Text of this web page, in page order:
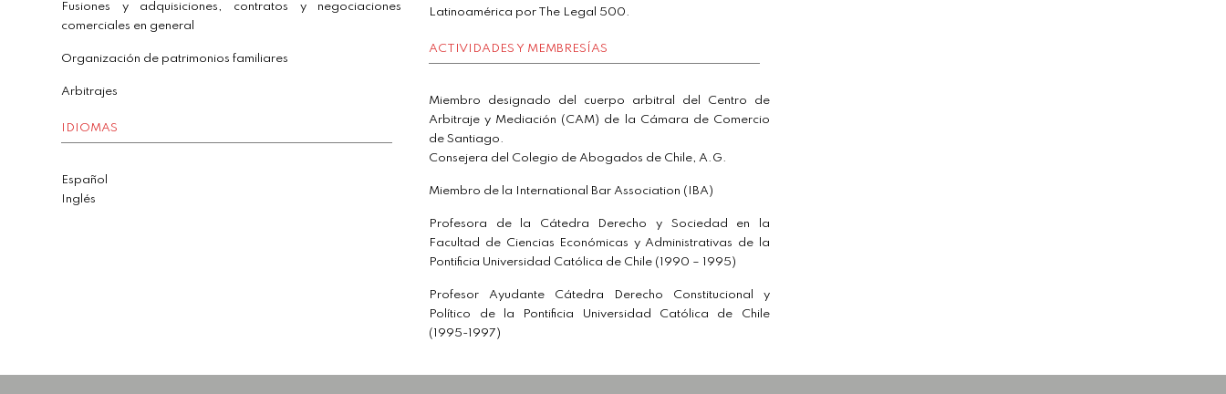
Fusiones y adquisiciones, contratos y negociaciones
comerciales en general
Organización de patrimonios familiares
Arbitrajes
IDIOMAS
Español
Inglés
Latinoamérica por The Legal 500.
ACTIVIDADES Y MEMBRESÍAS
Miembro designado del cuerpo arbitral del Centro de
Arbitraje y Mediación (CAM) de la Cámara de Comercio
de Santiago.
Consejera del Colegio de Abogados de Chile, A.G.
Miembro de la International Bar Association (IBA)
Profesora de la Cátedra Derecho y Sociedad en la
Facultad de Ciencias Económicas y Administrativas de la
Pontificia Universidad Católica de Chile (1990 – 1995)
Profesor Ayudante Cátedra Derecho Constitucional y
Político de la Pontificia Universidad Católica de Chile
(1995-1997)